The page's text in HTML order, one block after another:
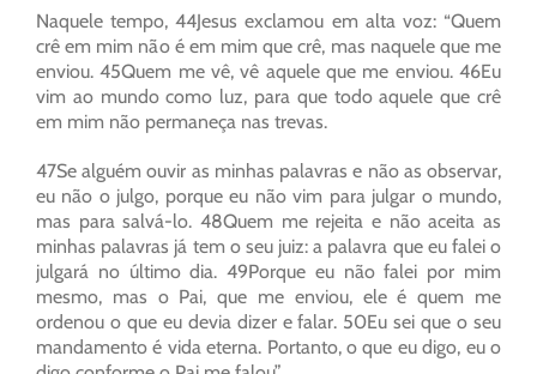
Naquele tempo, 44Jesus exclamou em alta voz: “Quem
crê em mim não é em mim que crê, mas naquele que me
enviou. 45Quem me vê, vê aquele que me enviou. 46Eu
vim ao mundo como luz, para que todo aquele que crê
em mim não permaneça nas trevas.
47Se alguém ouvir as minhas palavras e não as observar,
eu não o julgo, porque eu não vim para julgar o mundo,
mas para salvá-lo. 48Quem me rejeita e não aceita as
minhas palavras já tem o seu juiz: a palavra que eu falei o
julgará no último dia. 49Porque eu não falei por mim
mesmo, mas o Pai, que me enviou, ele é quem me
ordenou o que eu devia dizer e falar. 50Eu sei que o seu
mandamento é vida eterna. Portanto, o que eu digo, eu o